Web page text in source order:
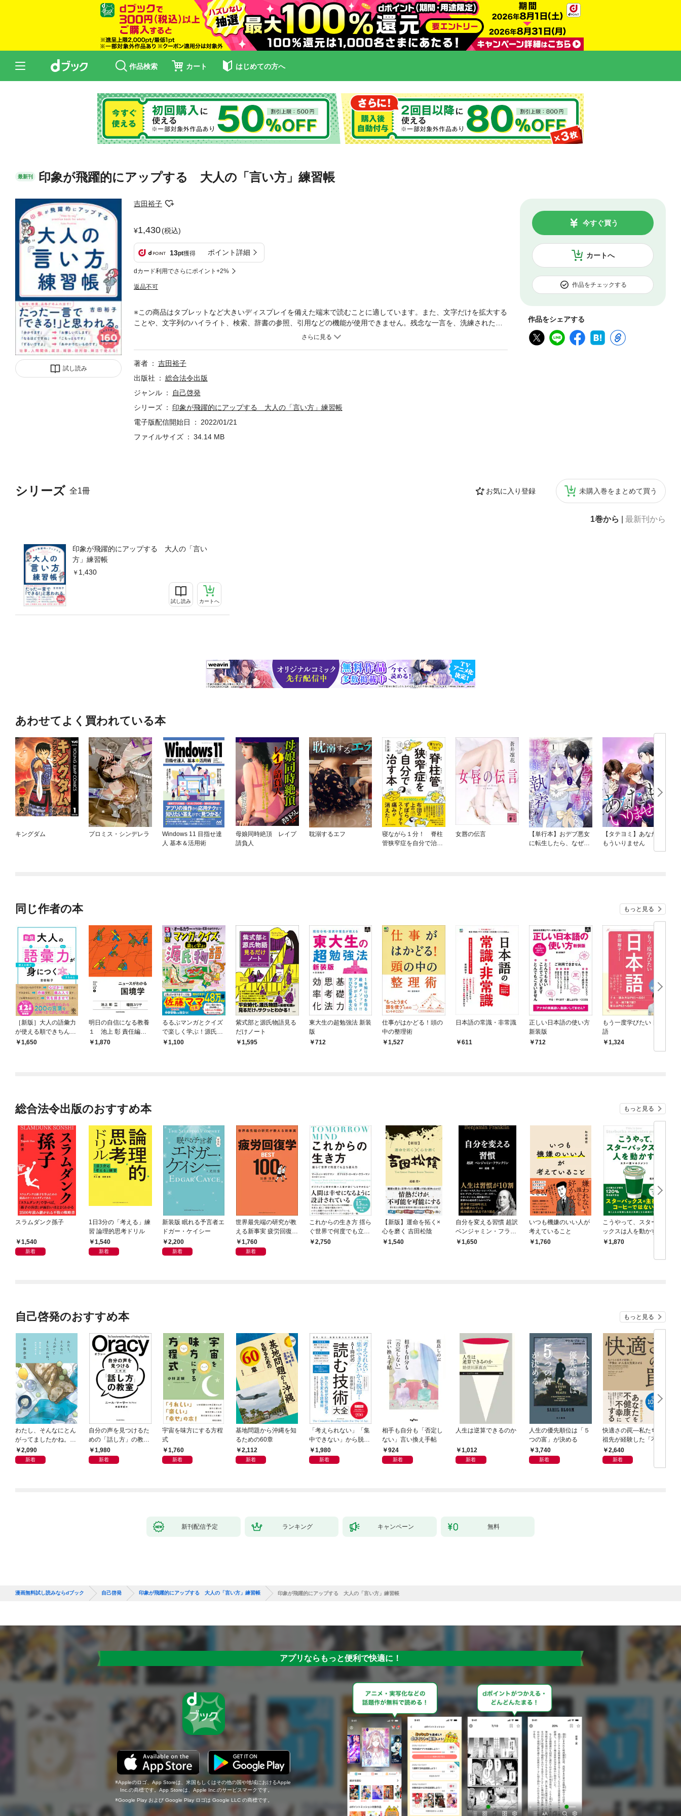
作品検索 カート はじめての方へ
最新刊 印象が飛躍的にアップする 大人の「言い方」練習帳
試し読み
吉田裕子
1,430(税込)
13pt獲得 ポイント詳細
dカード利用でさらにポイント+2%
返品不可
カートへ
今すぐ買う
作品をチェックする
作品をシェアする
シリーズ 全1冊 お気に入り登録 未購入巻をまとめて買う
1巻から 最新刊から
印象が飛躍的にアップする 大人の「言い
方」練習帳
1,430
試し読み カートへ
※この商品はタブレットなど大きいディスプレイを備えた端末で読むことに適しています。また、文字だけを拡大する
ことや、文字列のハイライト、検索、辞書の参照、引用などの機能が使用できません。残念な一言を、洗練された大
人のセリフにそのまま使える 160フレーズ。何気なく使ってしまうもったいない一言を、大人の言い方に磨き上げる
使っていたり、悪気なく失礼な言い方をしている人がいます。こうした「もったいない」話し方のせいで、人間関係
で損しているかもしれません。本書では、つい口を出てしまう残念な一言を添削し、洗練された言いかえフレーズを
著者
吉田裕子
出版社
総合法令出版
ジャンル
自己啓発
シリーズ
印象が飛躍的にアップする 大人の「言い方」練習帳
電子版配信開始日
2022/01/21
ファイルサイズ
34.14 MB
あわせてよく買われている本
キングダム プロミス・シンデレラ
Windows 11 目指せ達
人 基本＆活用術
母娘同時絶頂 レイプ
請負人
耽溺するエフ
寝ながら１分！ 脊柱
管狭窄症を自分で治す
女唇の伝言
【単行本】おデブ悪女
に転生したら、なぜか
【タテヨミ】あなたは
もういりません
同じ作者の本 もっと見る
［新版］大人の語彙力
が使える順できちんと
身につく本
1,650
明日の自信になる教養
１ 池上 彰 責任編
集 ニュースがわかる
1,870
るるぶマンガとクイズ
で楽しく学ぶ！源氏物
語1,100
紫式部と源氏物語見る
だけノート
1,595
東大生の超勉強法 新装
版
712
仕事がはかどる！頭の
中の整理術
1,527
日本語の常識・非常識
611
正しい日本語の使い方
新装版
712
もう一度学びたい 日本
語
1,324
総合法令出版のおすすめ本 もっと見る
スラムダンク孫子
1,540
新着
1日3分の「考える」練
習 論理的思考ドリル
1,540
新着
新装版 眠れる予言者エ
ドガー・ケイシー
2,200
新着
世界最先端の研究が教
える新事実 疲労回復学
BEST100
1,760
新着
これからの生き方 揺ら
ぐ世界で何度でも立ち
直る力
2,750
【新版】運命を拓く×
心を磨く 吉田松陰
1,540
自分を変える習慣 超訳
ベンジャミン・フラン
クリン
1,650
いつも機嫌のいい人が
考えていること
1,760
こうやって、スターバ
ックスは人を動かす ス
タバ流マネジメント
1,870
自己啓発のおすすめ本 もっと見る
わたし、そんなにとん
がってましたかね。
獅子座、Ａ型、丙午は
めぐる
2,090
新着
自分の声を見つけるた
めの「話し方」の教
室 Ｏｒａｃｙ（オラ
シー）
1,980
新着
宇宙を味方にする方程
式
1,760
新着
基地問題から沖縄を知
るための60章
2,112
新着
「考えられない」「集
中できない」から脱
却！ AI時代の読む技
術大全
1,980
新着
相手も自分も「否定し
ない」言い換え手帖
924
新着
人生は逆算できるのか
1,012
新着
人生の優先順位は「５
つの富」が決める
3,740
新着
快適さの罠―私たちの
祖先が経験した「不快
さ」が人生を充実させ
る
2,640
新着
新刊配信予定 ランキング キャンペーン 無料
漫画無料試し読みならdブック 自己啓発 印象が飛躍的にアップする 大人の「言い方」練習帳 印象が飛躍的にアップする 大人の「言い方」練習帳
アプリならもっと便利で快適に！
Appleのロゴ、App Storeは、米国もしくはその他の国や地域におけるApple
Inc.の商標です。App Storeは、Apple Inc.のサービスマークです。
Google Play および Google Play ロゴは Google LLC の商標です。